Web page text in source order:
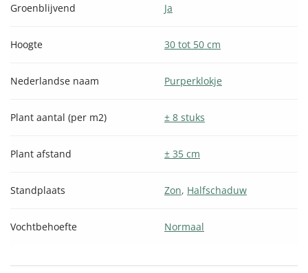
Groenblijvend Ja
Hoogte 30 tot 50 cm
Nederlandse naam Purperklokje
Plant aantal (per m2) ± 8 stuks
Plant afstand ± 35 cm
Standplaats Zon, Halfschaduw
Vochtbehoefte Normaal